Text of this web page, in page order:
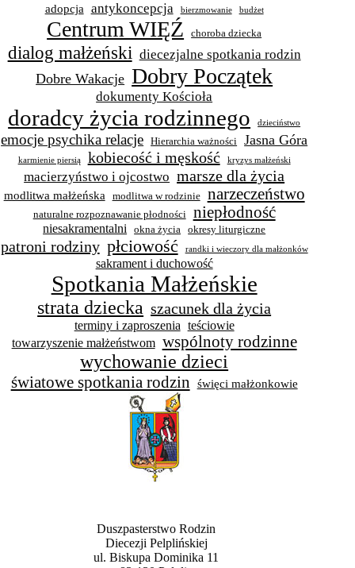
adopcja antykoncepcja bierzmowanie budżet
Centrum WIĘŹ choroba dziecka
dialog małżeński diecezjalne spotkania rodzin
Dobre Wakacje Dobry Początek
dokumenty Kościoła
doradcy życia rodzinnego dzieciństwo
emocje psychika relacje Hierarchia ważności Jasna Góra
karmienie piersią kobiecość i męskość kryzys małżeński
macierzyństwo i ojcostwo marsze dla życia
modlitwa małżeńska modlitwa w rodzinie narzeczeństwo
naturalne rozpoznawanie płodności niepłodność
niesakramentalni okna życia okresy liturgiczne
patroni rodziny płciowość randki i wieczory dla małżonków
sakrament i duchowość
Spotkania Małżeńskie
strata dziecka szacunek dla życia
terminy i zaproszenia teściowie
towarzyszenie małżeństwom wspólnoty rodzinne
wychowanie dzieci
światowe spotkania rodzin święci małżonkowie
Duszpasterstwo Rodzin
Diecezji Pelplińskiej
ul. Biskupa Dominika 11